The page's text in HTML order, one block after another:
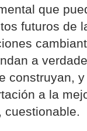
que
futuros de
a
construyan,
a la
cuestionable.